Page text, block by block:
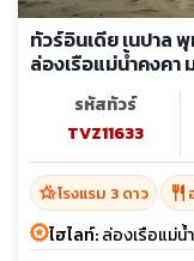
ทัวร์อินเดีย เนปาล
ล่องเรือแม่น้ำคงคา
รหัสทัวร์
TVZ11633
hotel_classโรงแรม 3 ดาว restaurant
ไฮไลท์:ล่องเรือแม่น้